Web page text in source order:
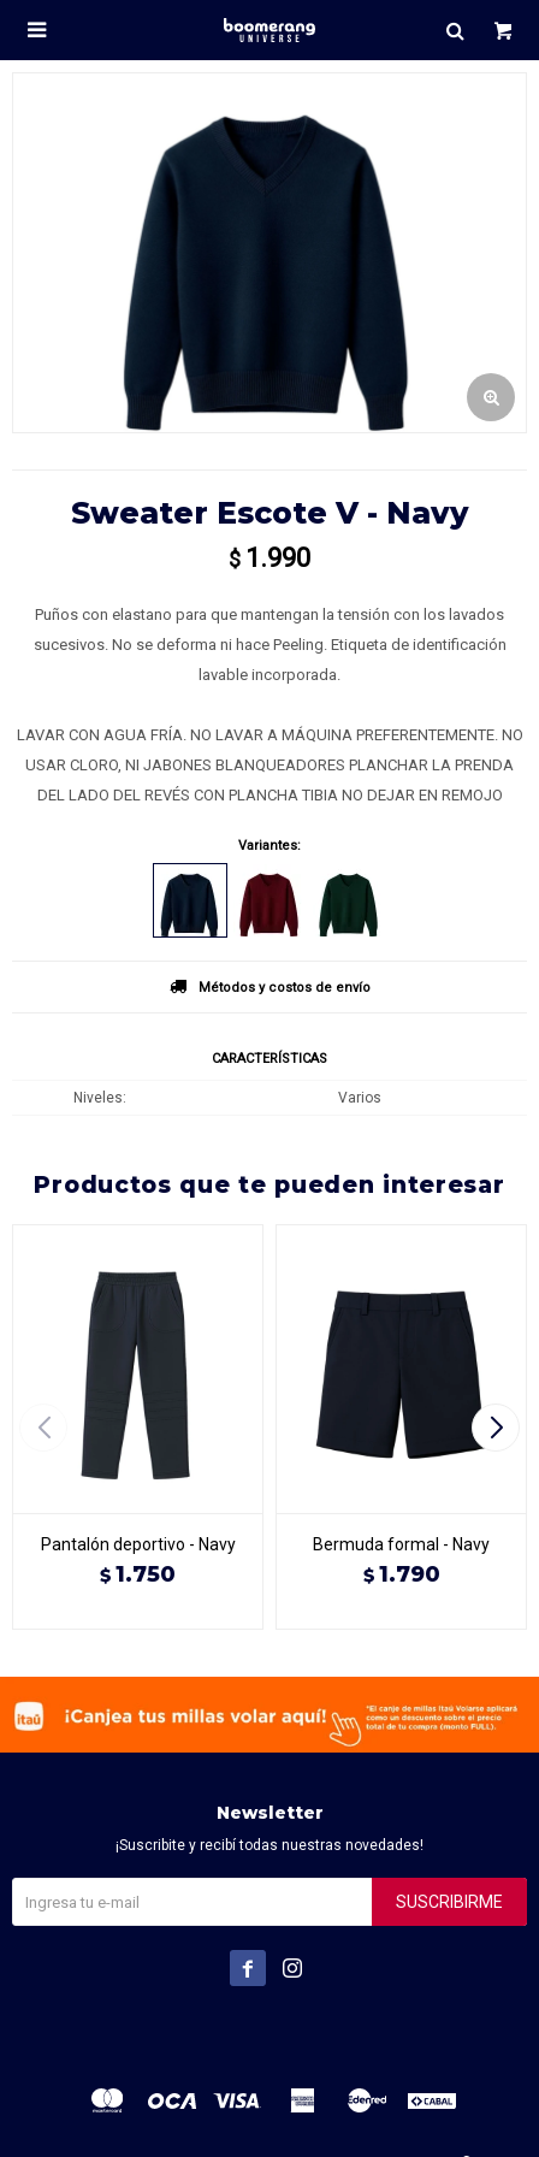

Sweater Escote V - Navy
$ 1.990
Puños con elastano para que mantengan la tensión con los lavados
sucesivos. No se deforma ni hace Peeling. Etiqueta de identificación
lavable incorporada.
LAVAR CON AGUA FRÍA. NO LAVAR A MÁQUINA PREFERENTEMENTE. NO
USAR CLORO, NI JABONES BLANQUEADORES PLANCHAR LA PRENDA
DEL LADO DEL REVÉS CON PLANCHA TIBIA NO DEJAR EN REMOJO
Variantes:
Métodos y costos de envío
CARACTERÍSTICAS
Niveles Varios
productos que te pueden interesar
Pantalón deportivo - Navy
$ 1.750
Bermuda formal - Navy
$ 1.790
Newsletter
¡Suscribite y recibí todas nuestras novedades!
SUSCRIBIRME
 